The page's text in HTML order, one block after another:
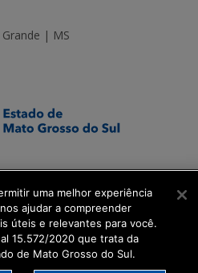
| MS
uma melhor experiência
ajudar a compreender
úteis e relevantes para você.
15.572/2020 que trata da
de Mato Grosso do Sul.